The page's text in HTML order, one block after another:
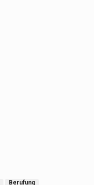
Berufung